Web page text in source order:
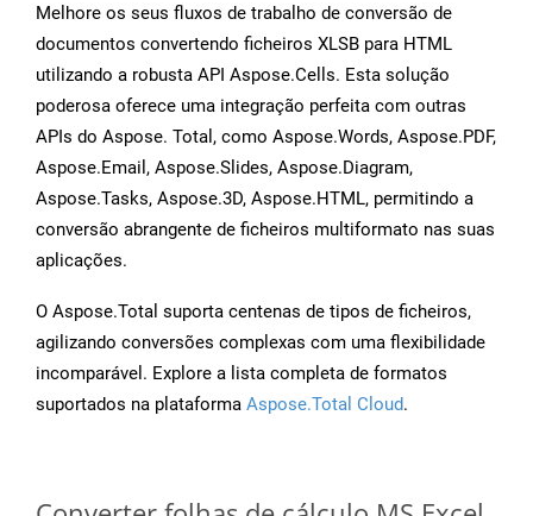
Melhore os seus fluxos de trabalho de conversão de
documentos convertendo ficheiros XLSB para HTML
utilizando a robusta API Aspose.Cells. Esta solução
poderosa oferece uma integração perfeita com outras
APIs do Aspose. Total, como Aspose.Words, Aspose.PDF,
Aspose.Email, Aspose.Slides, Aspose.Diagram,
Aspose.Tasks, Aspose.3D, Aspose.HTML, permitindo a
conversão abrangente de ficheiros multiformato nas suas
aplicações.
O Aspose.Total suporta centenas de tipos de ficheiros,
agilizando conversões complexas com uma flexibilidade
incomparável. Explore a lista completa de formatos
suportados na plataforma Aspose.Total Cloud.